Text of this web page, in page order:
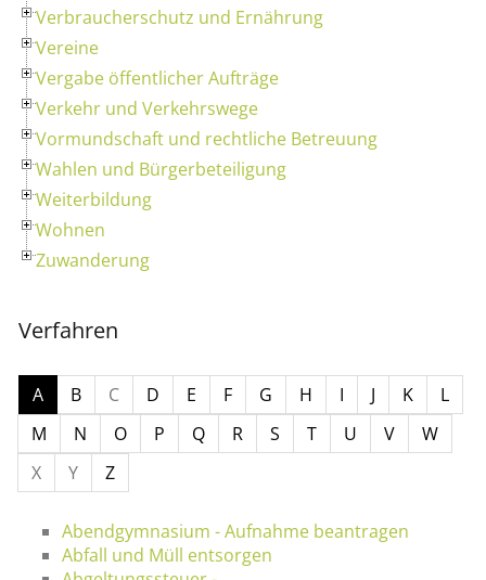
Verbraucherschutz und Ernährung
Vereine
Vergabe öffentlicher Aufträge
Verkehr und Verkehrswege
Vormundschaft und rechtliche Betreuung
Wahlen und Bürgerbeteiligung
Weiterbildung
Wohnen
Zuwanderung
Verfahren
A B C D E F G H I J K
L
M
N O P Q R S T U V
W
X
Y Z
Abendgymnasium - Aufnahme beantragen
Abfall und Müll entsorgen